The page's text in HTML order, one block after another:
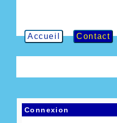
Accueil Contact
Connexion